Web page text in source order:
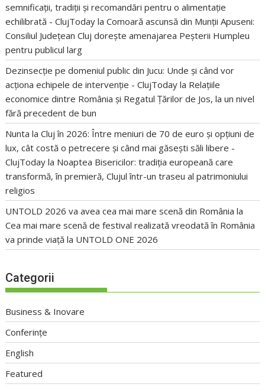
semnificații, tradiții și recomandări pentru o alimentație
echilibrată - ClujToday laComoară ascunsă din Munții Apuseni:
Consiliul Județean Cluj dorește amenajarea Peșterii Humpleu
pentru publicul larg
Dezinsecție pe domeniul public din Jucu: Unde și când vor
acționa echipele de intervenție - ClujToday la Relațiile
economice dintre România și Regatul Țărilor de Jos, la un nivel
fără precedent de bun
Nunta la Cluj în 2026: Între meniuri de 70 de euro și opțiuni de
lux, cât costă o petrecere și când mai găsești săli libere -
ClujToday la Noaptea Bisericilor: tradiția europeană care
transformă, în premieră, Clujul într-un traseu al patrimoniului
religios
UNTOLD 2026 va avea cea mai mare scenă din România la
Cea mai mare scenă de festival realizată vreodată în România
va prinde viață la UNTOLD ONE 2026
Categorii
Business & Inovare
Conferințe
English
Featured